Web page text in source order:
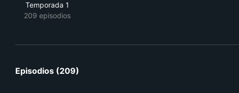
Temporada 1
209 episodios
Episodios (209)